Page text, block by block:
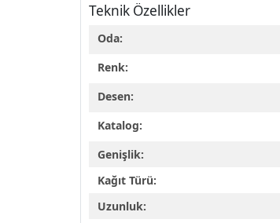
Teknik Özellikler
Oda:
Renk:
Desen:
Katalog:
Genişlik:
Kağıt Türü:
Uzunluk: